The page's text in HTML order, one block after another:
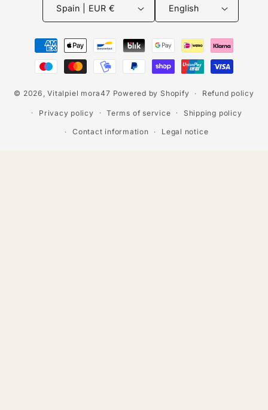
Spain | EUR € English
Payment
methods
© 2026,Vitalpiel mora47 Powered by Shopify Refund policy
Privacy policy Terms of service Shipping policy
Contact information Legal notice